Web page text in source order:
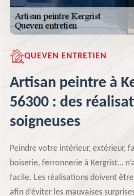
QUEVEN ENTRETIEN
Artisan peintre à
56300 : des
soigneuses
Peindre votre intérieur, extérieur,
boiserie, ferronnerie à Kergrist…
facile. Les réalisations doivent
afin d’éviter les mauvaises